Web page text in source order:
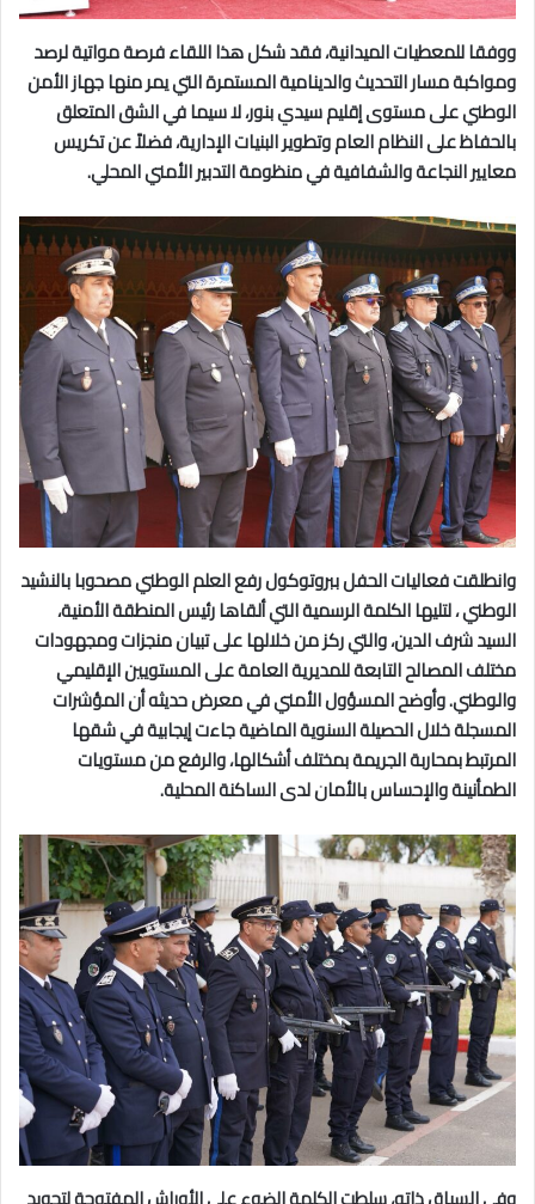
ووفقا للمعطيات الميدانية، فقد شكل هذا اللقاء فرصة مواتية لرصد
ومواكبة مسار التحديث والدينامية المستمرة التي يمر منها جهاز الأمن
الوطني على مستوى إقليم سيدي بنور، لا سيما في الشق المتعلق
بالحفاظ على النظام العام وتطوير البنيات الإدارية، فضلاً عن تكريس
معايير النجاعة والشفافية في منظومة التدبير الأمني المحلي.
وانطلقت فعاليات الحفل ببروتوكول رفع العلم الوطني مصحوبا بالنشيد
الوطني ، لتليها الكلمة الرسمية التي ألقاها رئيس المنطقة الأمنية،
السيد شرف الدين، والتي ركز من خلالها على تبيان منجزات ومجهودات
مختلف المصالح التابعة للمديرية العامة على المستويين الإقليمي
والوطني. وأوضح المسؤول الأمني في معرض حديثه أن المؤشرات
المسجلة خلال الحصيلة السنوية الماضية جاءت إيجابية في شقها
المرتبط بمحاربة الجريمة بمختلف أشكالها، والرفع من مستويات
الطمأنينة والإحساس بالأمان لدى الساكنة المحلية.